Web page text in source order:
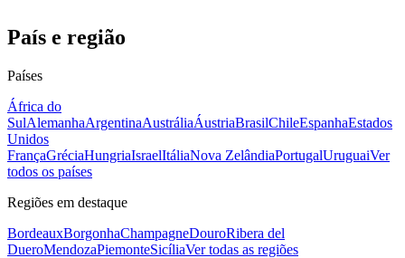
País e região
Países
África do
SulAlemanhaArgentinaAustráliaÁustriaBrasilChileEspanhaEstados
Unidos
FrançaGréciaHungriaIsraelItáliaNova ZelândiaPortugalUruguaiVer
todos os países
Regiões em destaque
BordeauxBorgonhaChampagneDouroRibera del
DueroMendozaPiemonteSicíliaVer todas as regiões